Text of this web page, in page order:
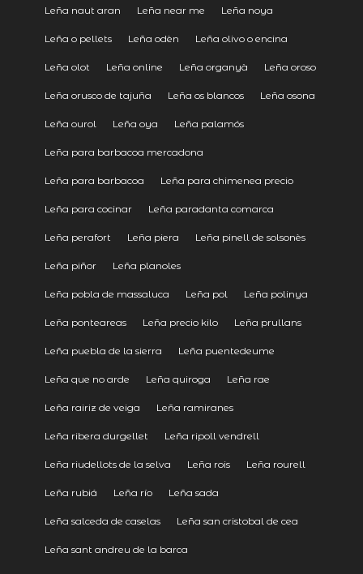
Leña naut aran Leña near me Leña noya
Leña o pellets Leña odèn Leña olivo o encina
Leña olot Leña online Leña organyà Leña oroso
Leña orusco de tajuña Leña os blancos Leña osona
Leña ourol Leña oya Leña palamós
Leña para barbacoa mercadona
Leña para barbacoa Leña para chimenea precio
Leña para cocinar Leña paradanta comarca
Leña perafort Leña piera Leña pinell de solsonès
Leña piñor Leña planoles
Leña pobla de massaluca Leña pol Leña polinya
Leña ponteareas Leña precio kilo Leña prullans
Leña puebla de la sierra Leña puentedeume
Leña que no arde Leña quiroga Leña rae
Leña rairiz de veiga Leña ramiranes
Leña ribera durgellet Leña ripoll vendrell
Leña riudellots de la selva Leña rois Leña rourell
Leña rubiá Leña río Leña sada
Leña salceda de caselas Leña san cristobal de cea
Leña sant andreu de la barca